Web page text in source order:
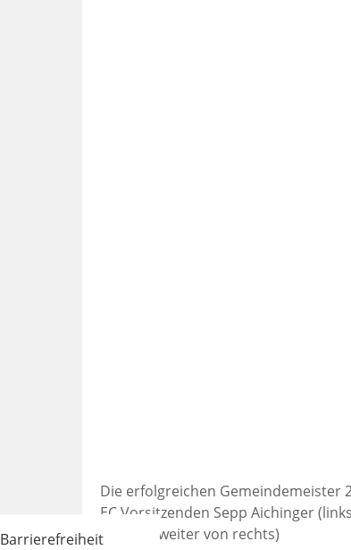
Die erfolgreichen Gemeindemeister
EC Vorsitzenden Sepp Aichinger
Seifert (zweiter von rechts)
Barrierefreiheit